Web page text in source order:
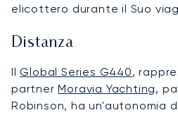
elicottero durante il Suo
Distanza
IlGlobal Series G440,
partnerMoravia Yachting,
Robinson, ha un'autonomia